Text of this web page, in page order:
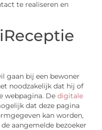
te realiseren en
gaan bij een bewoner
noodzakelijk dat hij of
webpagina. Dedigitale
dat deze pagina
kan worden,
aangemelde bezoeker